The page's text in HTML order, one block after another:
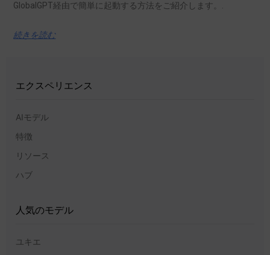
GlobalGPT経由で簡単に起動する方法をご紹介します。.
続きを読む
エクスペリエンス
AIモデル
特徴
リソース
ハブ
人気のモデル
ユキエ